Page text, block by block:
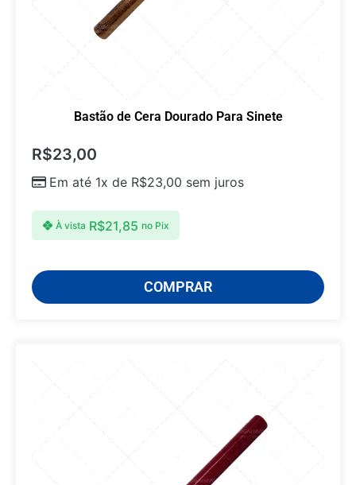
Bastão de Cera Dourado Para Sinete
R$23,00
Em até 1x de R$23,00 sem juros
À vista R$21,85 no Pix
COMPRAR